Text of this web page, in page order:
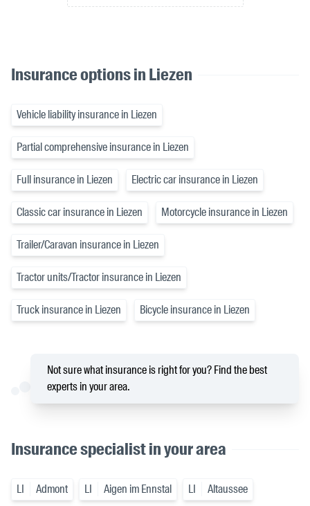
Insurance options in Liezen
Vehicle liability insurance in Liezen
Partial comprehensive insurance in Liezen
Full insurance in Liezen Electric car insurance in Liezen
Classic car insurance in Liezen Motorcycle insurance in Liezen
Trailer/Caravan insurance in Liezen
Tractor units/Tractor insurance in Liezen
Truck insurance in Liezen Bicycle insurance in Liezen
Not sure what insurance is right for you? Find the best
experts in your area.
Insurance specialist in your area
LI Admont LI Aigen im Ennstal LI Altaussee